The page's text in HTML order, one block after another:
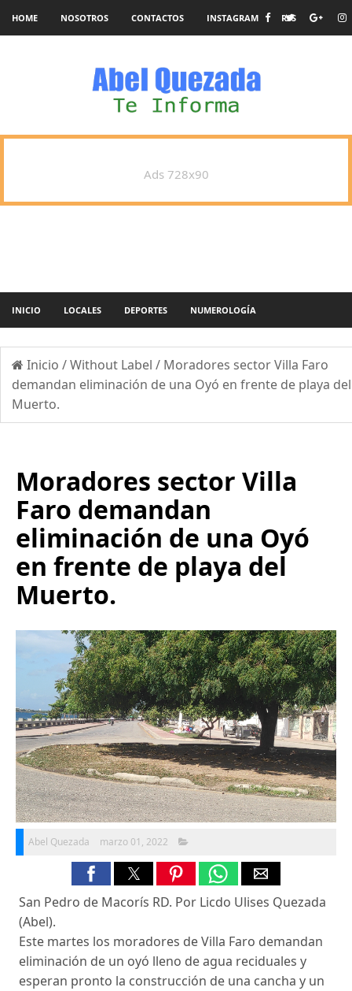
HOME NOSOTROS CONTACTOS INSTAGRAM RSS
Ads 728x90
INICIO LOCALES DEPORTES NUMEROLOGÍA
Inicio /Without Label / Moradores sector Villa Faro
demandan eliminación de una Oyó en frente de playa del
Muerto.
Moradores sector Villa
Faro demandan
eliminación de una Oyó
en frente de playa del
Muerto.
Abel Quezada marzo 01, 2022
San Pedro de Macorís RD. Por Licdo Ulises Quezada
(Abel).
Este martes los moradores de Villa Faro demandan
eliminación de un oyó lleno de agua reciduales y
esperan pronto la construcción de una cancha y un